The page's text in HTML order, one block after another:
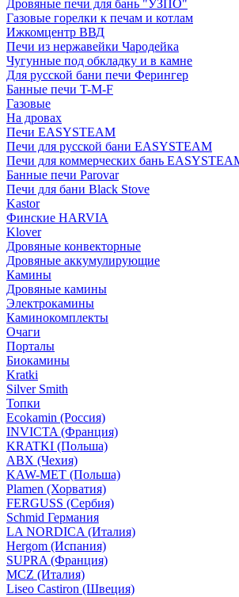
Дровяные печи для бань "УЗПО"
Газовые горелки к печам и котлам
Ижкомцентр ВВД
Печи из нержавейки Чародейка
Чугунные под обкладку и в камне
Для русской бани печи Ферингер
Банные печи T-M-F
Газовые
На дровах
Печи EASYSTEAM
Печи для русской бани EASYSTEAM
Печи для коммерческих бань
Банные печи Parovar
Печи для бани Black Stove
Kastor
Финские HARVIA
Klover
Дровяные конвекторные
Дровяные аккумулирующие
Камины
Дровяные камины
Электрокамины
Каминокомплекты
Очаги
Порталы
Биокамины
Kratki
Silver Smith
Топки
Ecokamin (Россия)
INVICTA (Франция)
KRATKI (Польша)
ABX (Чехия)
KAW-MET (Польша)
Plamen (Хорватия)
FERGUSS (Сербия)
Schmid Германия
LA NORDICA (Италия)
Hergom (Испания)
SUPRA (Франция)
MCZ (Италия)
Liseo Castiron (Швеция)